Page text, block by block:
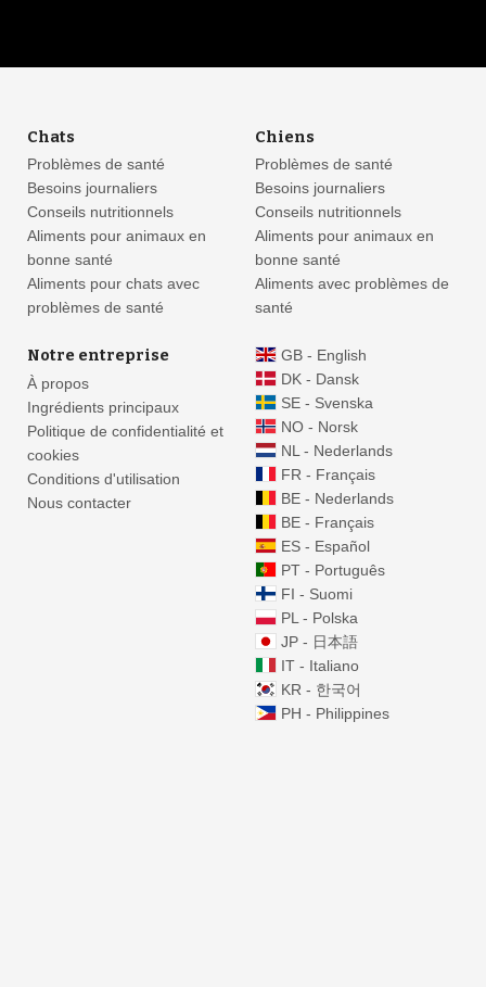
Chats
Problèmes de santé
Besoins journaliers
Conseils nutritionnels
Aliments pour animaux en
bonne santé
Aliments pour chats avec
problèmes de santé
Chiens
Problèmes de santé
Besoins journaliers
Conseils nutritionnels
Aliments pour animaux en
bonne santé
Aliments avec problèmes de
santé
Notre entreprise
À propos
Ingrédients principaux
Politique de confidentialité et
cookies
Conditions d'utilisation
Nous contacter
GB - English
DK - Dansk
SE - Svenska
NO - Norsk
NL - Nederlands
FR - Français
BE - Nederlands
BE - Français
ES - Español
PT - Português
FI - Suomi
PL - Polska
JP - 日本語
IT - Italiano
KR - 한국어
PH - Philippines